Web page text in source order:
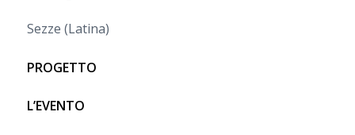
Sezze (Latina)
PROGETTO
L’EVENTO